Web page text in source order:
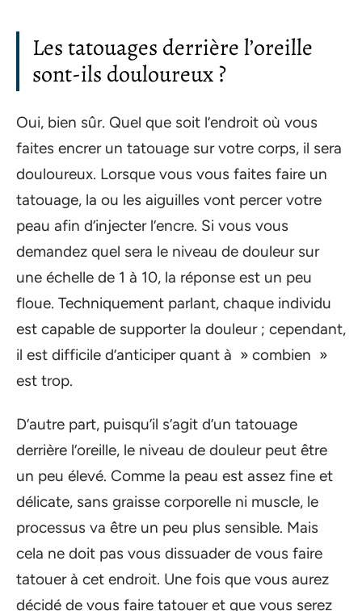
Les tatouages derrière l’oreille
sont-ils douloureux ?
Oui, bien sûr. Quel que soit l’endroit où vous
faites encrer un tatouage sur votre corps, il sera
douloureux. Lorsque vous vous faites faire un
tatouage, la ou les aiguilles vont percer votre
peau afin d’injecter l’encre. Si vous vous
demandez quel sera le niveau de douleur sur
une échelle de 1 à 10, la réponse est un peu
floue. Techniquement parlant, chaque individu
est capable de supporter la douleur ; cependant,
il est difficile d’anticiper quant à » combien »
est trop.
D’autre part, puisqu’il s’agit d’un tatouage
derrière l’oreille, le niveau de douleur peut être
un peu élevé. Comme la peau est assez fine et
délicate, sans graisse corporelle ni muscle, le
processus va être un peu plus sensible. Mais
cela ne doit pas vous dissuader de vous faire
tatouer à cet endroit. Une fois que vous aurez
décidé de vous faire tatouer et que vous serez